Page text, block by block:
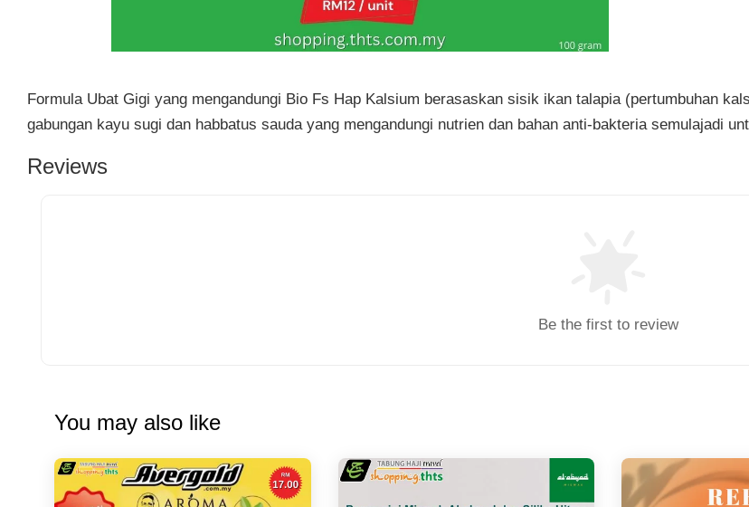
Formula Ubat Gigi yang mengandungi Bio Fs Hap Kalsium berasaskan sisik ikan talapia (pertumbuhan
gabungan kayu sugi dan habbatus sauda yang mengandungi nutrien dan bahan anti-bakteria semulajadi
Reviews
Be the first to review
You may also like